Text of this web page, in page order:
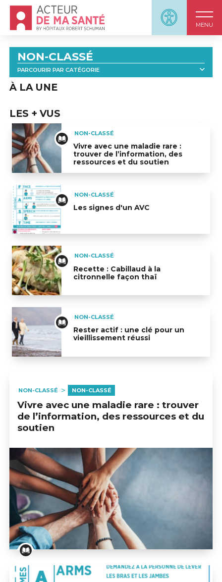
Panneau
MENU
Accueil - Acteur de ma santé, by HôpitauxRobert
NON-CLASSÉ
PARCOURIR PAR CATÉGORIE
TOUT
À LA UNE
LES + VUS
NON-CLASSÉ
Vivre avec une maladie rare :
trouver de l’information, des
ressources et du soutien
NON-CLASSÉ
Les signes d'un AVC
NON-CLASSÉ
Recette : Cabillaud à la
citronnelle façon thaï
NON-CLASSÉ
Rester actif : une clé pour un
vieillissement réussi
NON-CLASSÉ NON-CLASSÉ
Vivre avec une maladie rare : trouver
de l’information, des ressources et du
soutien
Vivre avec une maladie rare : trouver de